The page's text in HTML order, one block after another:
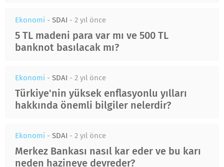
Ekonomi - SDAI - 2 yıl önce
5 TL madeni para var mı ve 500 TL
banknot basılacak mı?
Ekonomi - SDAI - 2 yıl önce
Türkiye'nin yüksek enflasyonlu yılları
hakkında önemli bilgiler nelerdir?
Ekonomi - SDAI - 2 yıl önce
Merkez Bankası nasıl kar eder ve bu karı
neden hazineye devreder?